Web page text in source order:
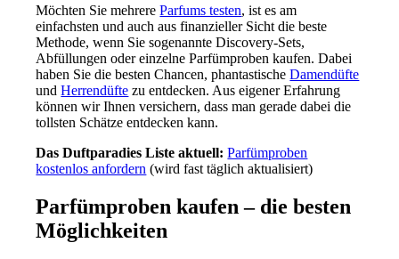
Möchten Sie mehrereParfums testen, ist es am
einfachsten und auch aus finanzieller Sicht die beste
Methode, wenn Sie sogenannte Discovery-Sets,
Abfüllungen oder einzelne Parfümproben kaufen. Dabei
haben Sie die besten Chancen, phantastischeDamendüfte
undHerrendüfte zu entdecken. Aus eigener Erfahrung
können wir Ihnen versichern, dass man gerade dabei die
tollsten Schätze entdecken kann.
Das Duftparadies Liste aktuell: Parfümproben
kostenlos anfordern (wird fast täglich aktualisiert)
Parfümproben kaufen – die besten
Möglichkeiten